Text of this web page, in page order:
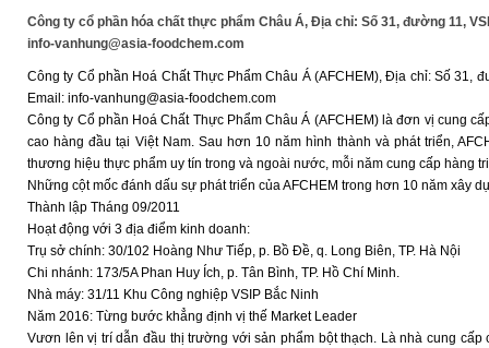
Công ty cổ phần hóa chất thực phẩm Châu Á, Địa chỉ: Số 31, đường 11,
info-vanhung@asia-foodchem.com
Công ty Cổ phần Hoá Chất Thực Phẩm Châu Á (AFCHEM), Địa chỉ: Số 31,
Email: info-vanhung@asia-foodchem.com
Công ty Cổ phần Hoá Chất Thực Phẩm Châu Á (AFCHEM) là đơn vị cung
cao hàng đầu tại Việt Nam. Sau hơn 10 năm hình thành và phát triển,
thương hiệu thực phẩm uy tín trong và ngoài nước, mỗi năm cung cấp hàng
Những cột mốc đánh dấu sự phát triển của AFCHEM trong hơn 10 năm xây
Thành lập Tháng 09/2011
Hoạt động với 3 địa điểm kinh doanh:
Trụ sở chính: 30/102 Hoàng Như Tiếp, p. Bồ Đề, q. Long Biên, TP. Hà Nội
Chi nhánh: 173/5A Phan Huy Ích, p. Tân Bình, TP. Hồ Chí Minh.
Nhà máy: 31/11 Khu Công nghiệp VSIP Bắc Ninh
Năm 2016: Từng bước khẳng định vị thế Market Leader
Vươn lên vị trí dẫn đầu thị trường với sản phẩm bột thạch. Là nhà cung